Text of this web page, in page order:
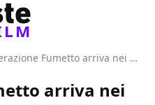
Generazione Fumetto arriva nei cinema italiani: ecco tutte le sale dove vedere il documentario
arriva nei